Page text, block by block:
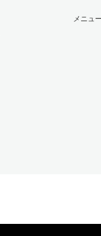
メニュ